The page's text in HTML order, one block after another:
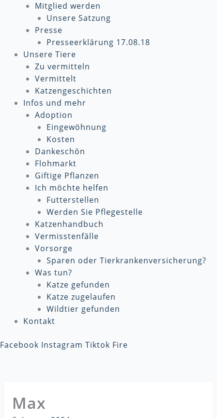
Mitglied werden
Unsere Satzung
Presse
Presseerklärung 17.08.18
Unsere Tiere
Zu vermitteln
Vermittelt
Katzengeschichten
Infos und mehr
Adoption
Eingewöhnung
Kosten
Dankeschön
Flohmarkt
Giftige Pflanzen
Ich möchte helfen
Futterstellen
Werden Sie Pflegestelle
Katzenhandbuch
Vermisstenfälle
Vorsorge
Sparen oder Tierkrankenversicherung?
Was tun?
Katze gefunden
Katze zugelaufen
Wildtier gefunden
Kontakt
Facebook Instagram Tiktok Fire
Max